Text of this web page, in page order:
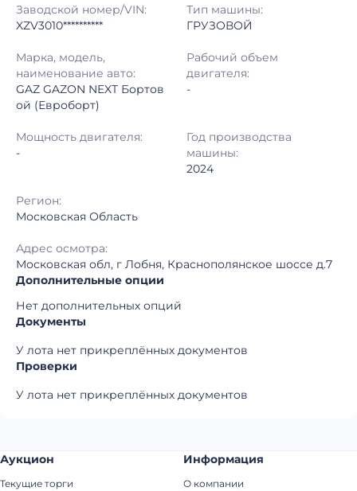
Тип аукциона: Открытые торги
Шаг торгов: 50 000 ₽
Кол-во ставок:
Регион: Московская Область
Заводской номер/VIN:
XZV3010**********
Тип машины:
ГРУЗОВОЙ
Марка, модель,
наименование авто:
GAZ GAZON NEXT Бортов
ой (Евроборт)
Рабочий объем
двигателя:
-
Мощность двигателя:
-
Год производства
машины:
2024
Регион:
Московская Область
Адрес осмотра:
Московская обл, г Лобня, Краснополянское шоссе д.7
Дополнительные опции
Нет дополнительных опций
Документы
У лота нет прикреплённых документов
Проверки
У лота нет прикреплённых документов
Аукцион
Текущие торги
Информация
О компании